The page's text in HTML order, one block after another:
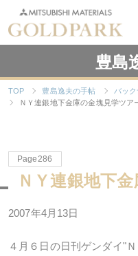
豊島
TOP 豊島逸夫の手帖
バッ
ＮＹ連銀地下金庫の金塊見学ツア
Page286
ＮＹ連銀地下
2007年4月13日
４月６日の日刊ゲンダイ"